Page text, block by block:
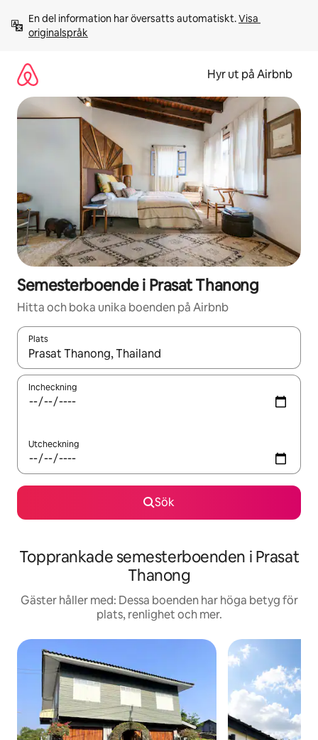
innehåll
En del information har översatts automatiskt. Visa
originalspråk
Hyr ut på Airbnb
Semesterboende i Prasat Thanong
Hitta och boka unika boenden på Airbnb
Plats
När resultaten är tillgängliga kan du navigera med upp- och
Incheckning
Utcheckning
Sök
Topprankade semesterboenden i Prasat
Thanong
Gäster håller med: Dessa boenden har höga betyg för
plats, renlighet och mer.